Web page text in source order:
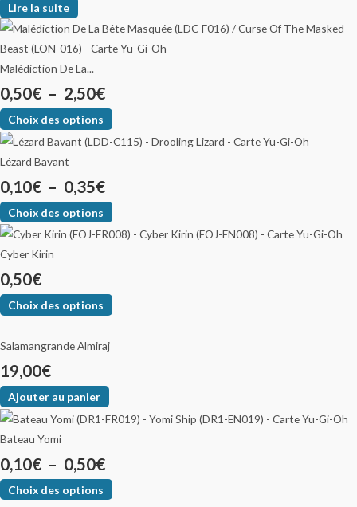
Lire la suite
Malédiction De La...
0,50€ – 2,50€
Choix des options
Lézard Bavant
0,10€ – 0,35€
Choix des options
Cyber Kirin
0,50€
Choix des options
Salamangrande Almiraj
19,00€
Ajouter au panier
Bateau Yomi
0,10€ – 0,50€
Choix des options